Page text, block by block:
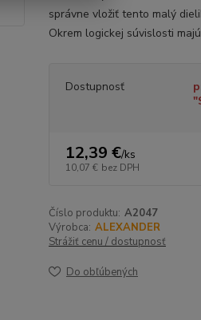
správne vložiť tento malý
Okrem logickej súvislosti
Dostupnosť
12,39 €/ks
10,07 € bez DPH
Číslo produktu: A2047
Výrobca: ALEXANDER
Strážiť cenu / dostupnosť
Do obľúbených